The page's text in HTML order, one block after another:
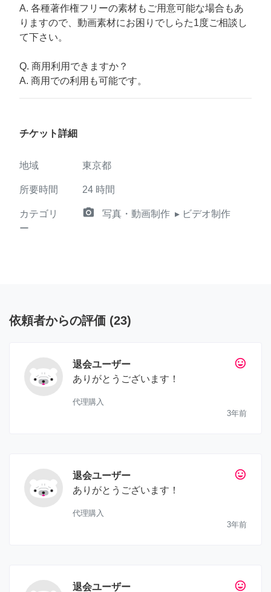
A. 各種著作権フリーの素材もご用意可能な場合もあ
りますので、動画素材にお困りでしらた1度ご相談し
て下さい。
Q. 商用利用できますか？
A. 商用での利用も可能です。
チケット詳細
地域 東京都
所要時間 24 時間
カテゴリ
ー
camera_alt 写真・動画制作 ▸ ビデオ制作
依頼者からの評価 (23)
tag_faces
退会ユーザー
ありがとうございます！
代理購入
3年前
tag_faces
退会ユーザー
ありがとうございます！
代理購入
3年前
tag_faces
退会ユーザー